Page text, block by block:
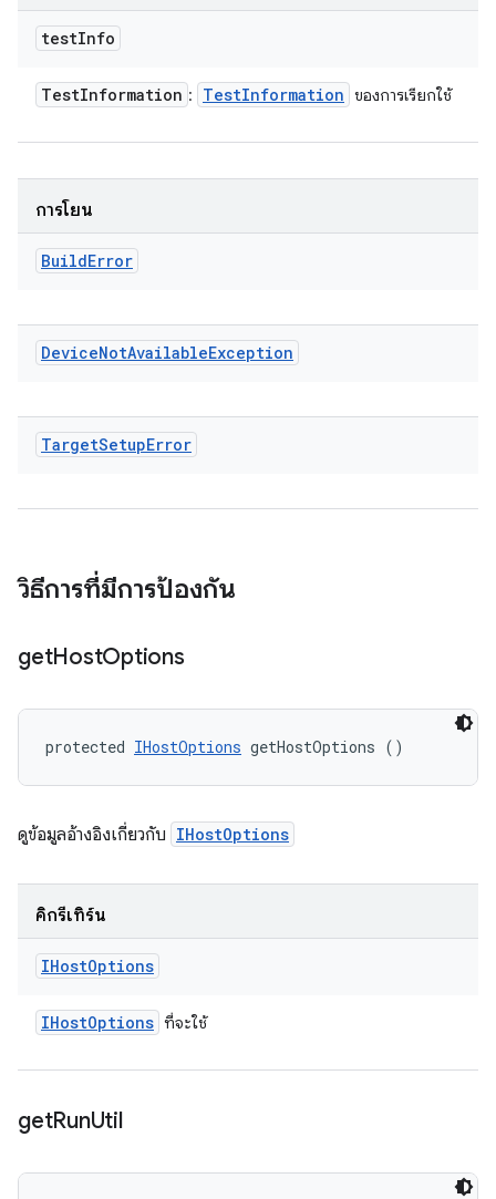
testInfo
TestInformation : TestInformation ของการเรียกใช้
การโยน
BuildError
DeviceNotAvailableException
TargetSetupError
วิธีการที่มีการป้องกัน
getHostOptions
protected IHostOptions getHostOptions ()
ดูข้อมูลอ้างอิงเกี่ยวกับ IHostOptions
คิกรีเทิร์น
IHostOptions
IHostOptions ที่จะใช้
getRunUtil